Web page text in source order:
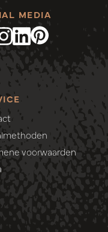
voorwaarden
MEDIA